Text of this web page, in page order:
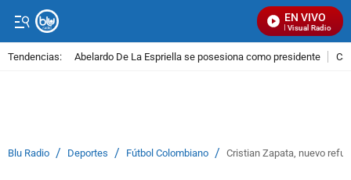
EN VIVO
Señal Visual Radio
Tendencias: Abelardo De La Espriella se posesiona como presidente
Blu Radio / Deportes / Fútbol Colombiano / Cristian Zapata, nuevo